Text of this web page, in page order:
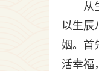
从
以生辰
姻。首
活幸福